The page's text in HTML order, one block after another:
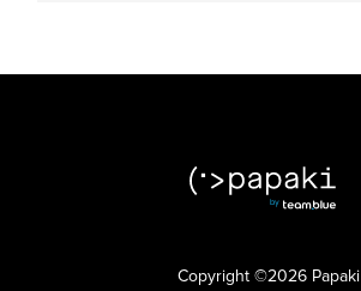
Copyright ©2026 Papaki